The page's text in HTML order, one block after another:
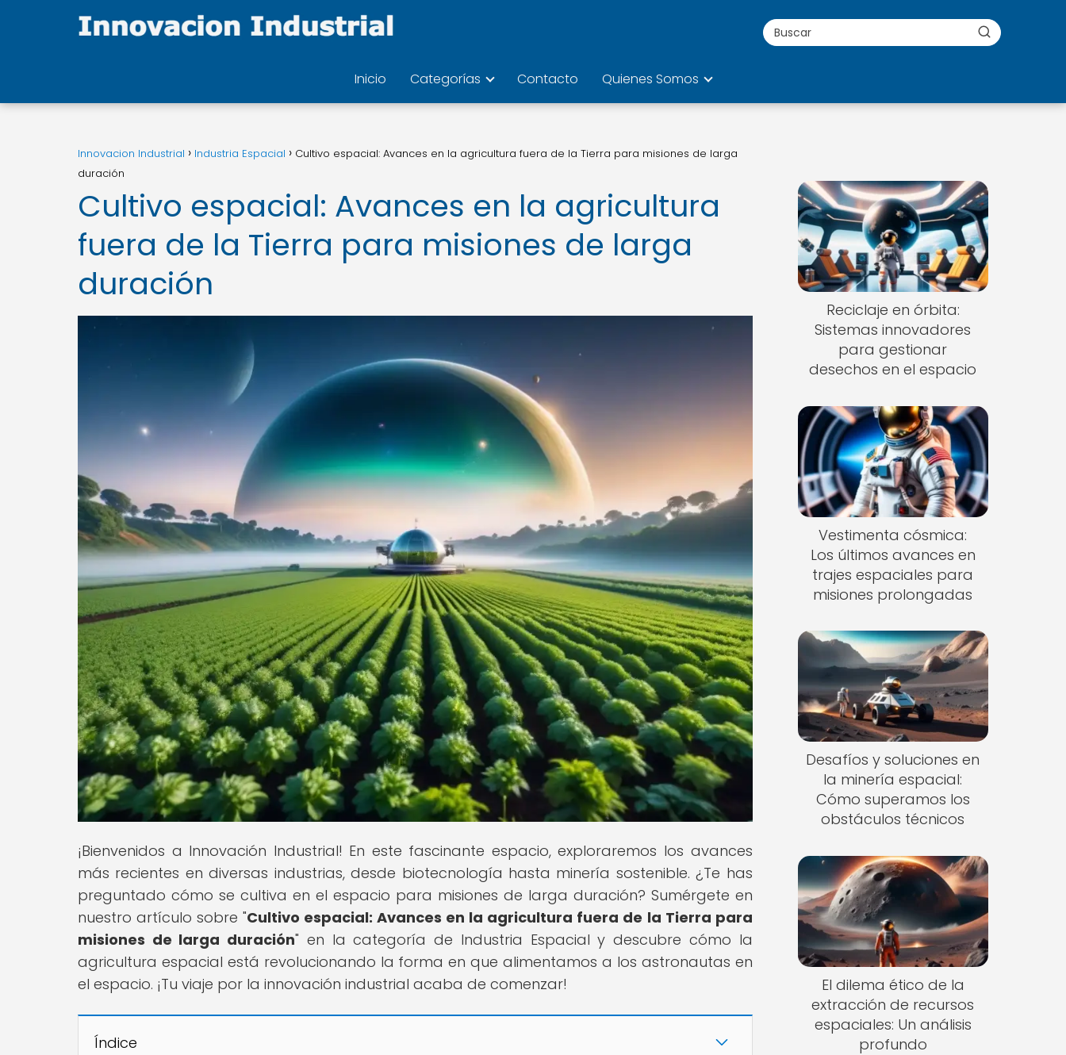
Inicio Categorías Contacto Quienes Somos
Innovacion Industrial Industria Espacial
Cultivo espacial: Avances en la agricultura fuera de la Tierra para misiones de larga
duración
Cultivo espacial: Avances en la agricultura
fuera de la Tierra para misiones de larga
duración
¡Bienvenidos a Innovación Industrial! En este fascinante espacio, exploraremos los avances
más recientes en diversas industrias, desde biotecnología hasta minería sostenible. ¿Te has
preguntado cómo se cultiva en el espacio para misiones de larga duración? Sumérgete en
nuestro artículo sobre "Cultivo espacial: Avances en la agricultura fuera de la Tierra para
misiones de larga duración" en la categoría de Industria Espacial y descubre cómo la
agricultura espacial está revolucionando la forma en que alimentamos a los astronautas en
el espacio. ¡Tu viaje por la innovación industrial acaba de comenzar!
Índice
Reciclaje en órbita:
Sistemas innovadores
para gestionar
desechos en el espacio
Vestimenta cósmica:
Los últimos avances en
trajes espaciales para
misiones prolongadas
Desafíos y soluciones en
la minería espacial:
Cómo superamos los
obstáculos técnicos
El dilema ético de la
extracción de recursos
espaciales: Un análisis
profundo